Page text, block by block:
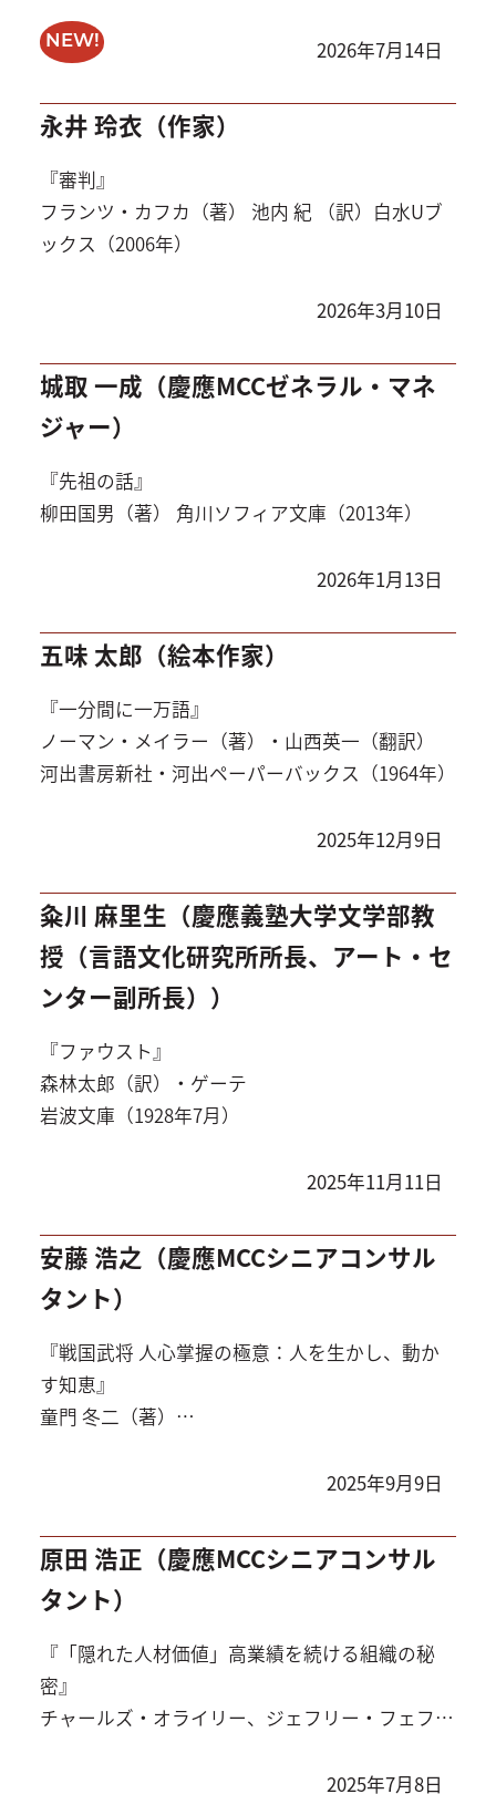
智子（訳）東洋経済新報社（2011年）
2026年7月14日
NEW!
永井 玲衣（作家）
『審判』
フランツ・カフカ（著） 池内 紀 （訳）白水Uブ
ックス（2006年）
2026年3月10日
城取 一成（慶應MCCゼネラル・マネ
ジャー）
『先祖の話』
柳田国男（著） 角川ソフィア文庫（2013年）
2026年1月13日
五味 太郎（絵本作家）
『一分間に一万語』
ノーマン・メイラー（著）・山西英一（翻訳）
河出書房新社・河出ペーパーバックス（1964年）
2025年12月9日
粂川 麻里生（慶應義塾大学文学部教
授（言語文化研究所所長、アート・セ
ンター副所長））
『ファウスト』
森林太郎（訳）・ゲーテ
岩波文庫（1928年7月）
2025年11月11日
安藤 浩之（慶應MCCシニアコンサル
タント）
『戦国武将 人心掌握の極意：人を生かし、動か
す知恵』
童門 冬二（著）
2025年9月9日
原田 浩正（慶應MCCシニアコンサル
タント）
『「隠れた人材価値」高業績を続ける組織の秘
密』
チャールズ・オライリー、ジェフリー・フェファ
2025年7月8日